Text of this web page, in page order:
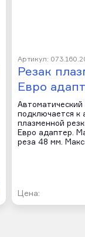
Артикул:
Резак
Евро
Автоматический
подключается к
плазменной
Евро адаптер.
реза 48 мм.
Цена: